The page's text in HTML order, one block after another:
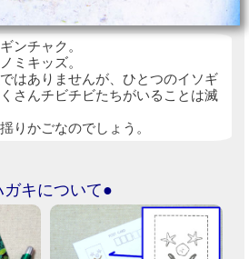
ンチャク。
ミキッズ。
はありませんが、ひとつのイソギ
さんチビチビたちがいることは滅
りかごなのでしょう。
ガキについて●